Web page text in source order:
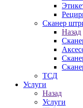
Сканер
Назад
ТСД
Услуги
Назад
Услуги